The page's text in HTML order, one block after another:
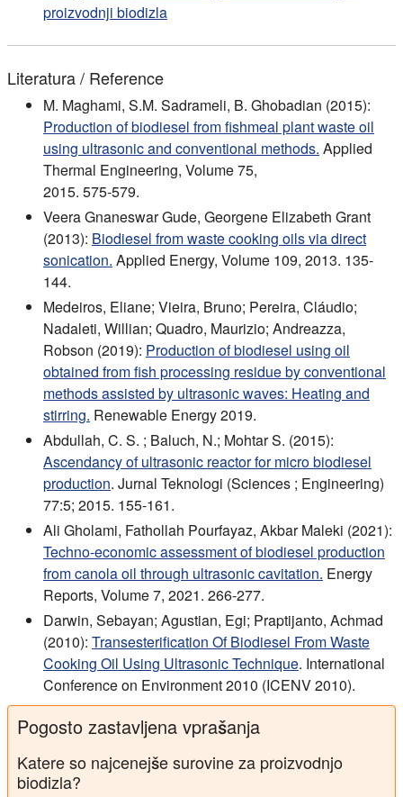
proizvodnji biodizla
Literatura / Reference
M. Maghami, S.M. Sadrameli, B. Ghobadian (2015):
Production of biodiesel from fishmeal plant waste oil
using ultrasonic and conventional methods. Applied
Thermal Engineering, Volume 75,
2015. 575-579.
Veera Gnaneswar Gude, Georgene Elizabeth Grant
(2013): Biodiesel from waste cooking oils via direct
sonication. Applied Energy, Volume 109, 2013. 135-
144.
Medeiros, Eliane; Vieira, Bruno; Pereira, Cláudio;
Nadaleti, Willian; Quadro, Maurizio; Andreazza,
Robson (2019): Production of biodiesel using oil
obtained from fish processing residue by conventional
methods assisted by ultrasonic waves: Heating and
stirring. Renewable Energy 2019.
Abdullah, C. S. ; Baluch, N.; Mohtar S. (2015):
Ascendancy of ultrasonic reactor for micro biodiesel
production. Jurnal Teknologi (Sciences ; Engineering)
77:5; 2015. 155-161.
Ali Gholami, Fathollah Pourfayaz, Akbar Maleki (2021):
Techno-economic assessment of biodiesel production
from canola oil through ultrasonic cavitation. Energy
Reports, Volume 7, 2021. 266-277.
Darwin, Sebayan; Agustian, Egi; Praptijanto, Achmad
(2010): Transesterification Of Biodiesel From Waste
Cooking Oil Using Ultrasonic Technique. International
Conference on Environment 2010 (ICENV 2010).
Pogosto zastavljena vprašanja
Katere so najcenejše surovine za proizvodnjo
biodizla?